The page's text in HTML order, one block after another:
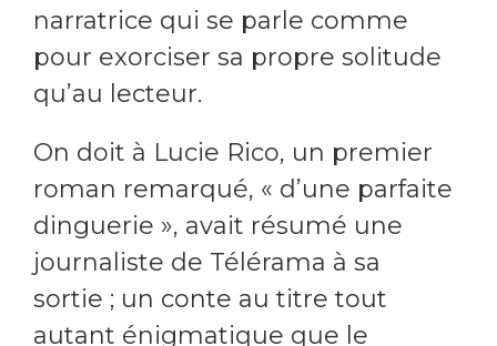
narratrice qui se parle comme
pour exorciser sa propre solitude
qu’au lecteur.
On doit à Lucie Rico, un premier
roman remarqué, « d’une parfaite
dinguerie », avait résumé une
journaliste de Télérama à sa
sortie ; un conte au titre tout
autant énigmatique que le